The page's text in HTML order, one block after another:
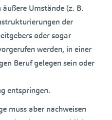
Umstände (z. B.
der
oder sogar
werden, in einer
Beruf gelegen sein oder
entspringen.
muss aber nachweisen